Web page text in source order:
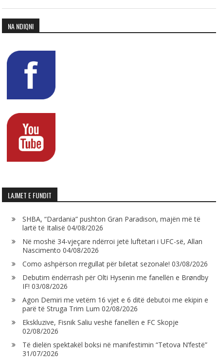
NA NDIQNI
LAJMET E FUNDIT
SHBA, “Dardania” pushton Gran Paradison, majën më të
lartë të Italisë 04/08/2026
Në moshë 34-vjeçare ndërroi jetë luftëtari i UFC-së, Allan
Nascimento 04/08/2026
Como ashpërson rregullat për biletat sezonale! 03/08/2026
Debutim ëndërrash për Olti Hysenin me fanellën e Brøndby
IF! 03/08/2026
Agon Demiri me vetëm 16 vjet e 6 ditë debutoi me ekipin e
parë të Struga Trim Lum 02/08/2026
Ekskluzive, Fisnik Saliu veshë fanellën e FC Skopje
02/08/2026
Të dielën spektakël boksi në manifestimin “Tetova N’festë”
31/07/2026